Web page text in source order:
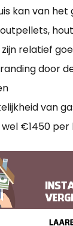
kan van het
relatief
door
van
€1450 per